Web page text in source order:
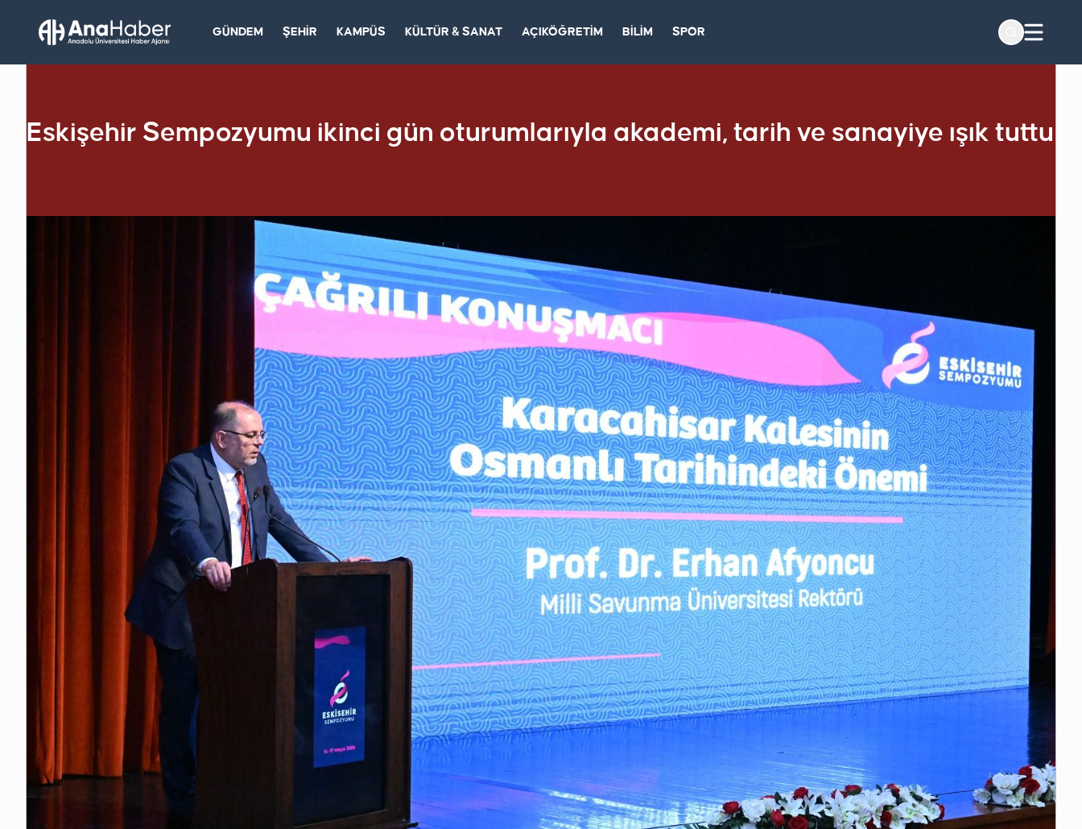
GÜNDEM ŞEHİR KAMPÜS KÜLTÜR & SANAT AÇIKÖĞRETİM BİLİM SPOR
Eskişehir Sempozyumu ikinci gün oturumlarıyla akademi, tarih ve sanayiye ışık tuttu